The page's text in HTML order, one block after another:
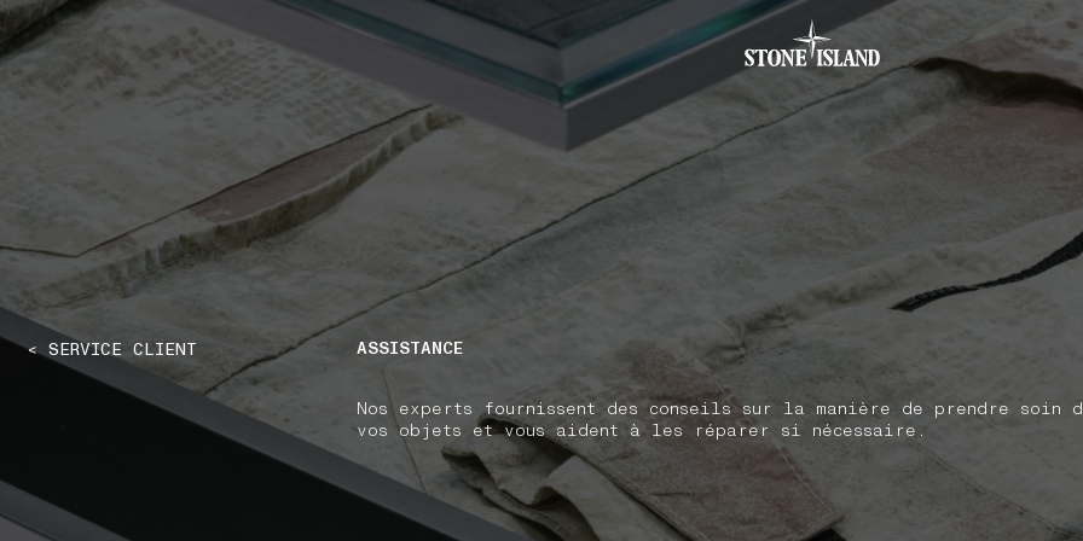
NAVIGATION.ARIA.GOTOMAINCONTENT
NAVIGATION.ARIA.GOTOFOOTER
< SERVICE CLIENT ASSISTANCE
Nos experts fournissent des conseils sur la manière de prendre soin
vos objets et vous aident à les réparer si nécessaire.